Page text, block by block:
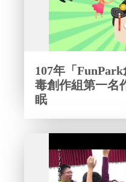
107年「
毒創作組第一名
眠